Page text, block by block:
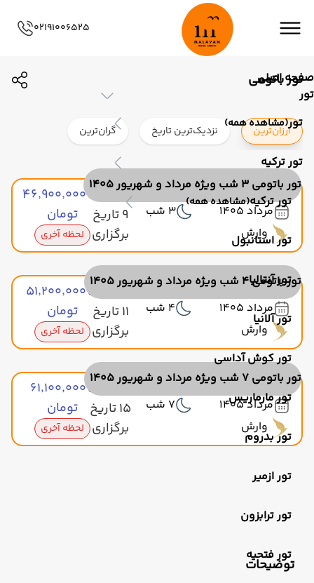
صفحه اصلی
تور
تور(مشاهده همه)
تور ترکیه
تور ترکیه(مشاهده همه)
تور استانبول
تور آنتالیا
تور آلانیا
تور کوش آداسی
تور مارماریس
تور بدروم
تور ازمیر
تور ترابزون
تور فتحیه
02191006525
تور باتومی
ارزان‌ترین نزدیک‌ترین تاریخ گران‌ترین
تور باتومی 3 شب ویژه مرداد و شهریور 1405
مرداد 1405
3 شب
وارش
مشاهده
9 تاریخ
برگزاری
۴۶٬۹۰۰٬۰۰۰
تومان
لحظه آخری
تور باتومی 4 شب ویژه مرداد و شهریور 1405
مرداد 1405
4 شب
وارش
مشاهده
11 تاریخ
برگزاری
۵۱٬۲۰۰٬۰۰۰
تومان
لحظه آخری
تور باتومی 7 شب ویژه مرداد و شهریور 1405
مرداد 1405
7 شب
وارش
مشاهده
15 تاریخ
برگزاری
۶۱٬۱۰۰٬۰۰۰
تومان
لحظه آخری
توضیحات